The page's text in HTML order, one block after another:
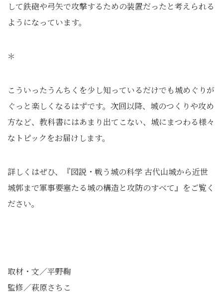
して鉄砲や弓矢で攻撃するための装置だったと考えられる
ようになっています。
＊
こういったうんちくを少し知っているだけでも城めぐりが
ぐっと楽しくなるはずです。次回以降、城のつくりや攻め
方など、教科書にはあまり出てこない、城にまつわる様々
なトピックをお届けします。
詳しくはぜひ、『図説・戦う城の科学 古代山城から近世
城郭まで軍事要塞たる城の構造と攻防のすべて』をご覧く
ださい。
取材・文／平野鞠
監修／萩原さちこ